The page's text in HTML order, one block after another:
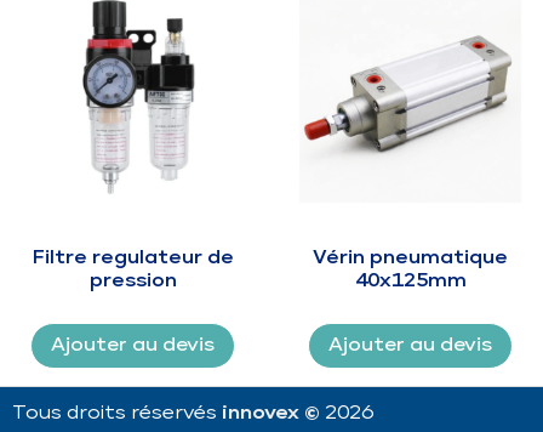
Filtre regulateur de
pression
Ajouter au devis
Vérin pneumatique
40x125mm
Ajouter au devis
Tous droits réservés innovex © 2026